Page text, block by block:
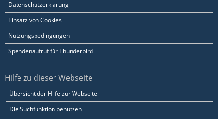
Datenschutzerklärung
Einsatz von Cookies
Nutzungsbedingungen
Spendenaufruf für Thunderbird
Hilfe zu dieser Webseite
Übersicht der Hilfe zur Webseite
Die Suchfunktion benutzen